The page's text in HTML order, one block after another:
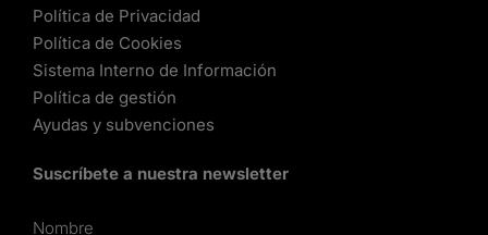
Política de Privacidad
Política de Cookies
Sistema Interno de Información
Política de gestión
Ayudas y subvenciones
Suscríbete a nuestra newsletter